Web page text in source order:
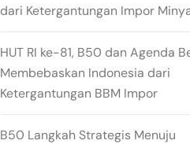
dari Ketergantungan Impor
HUT RI ke-81, B50 dan Agenda
Membebaskan Indonesia dari
Ketergantungan BBM Impor
B50 Langkah Strategis Menuju